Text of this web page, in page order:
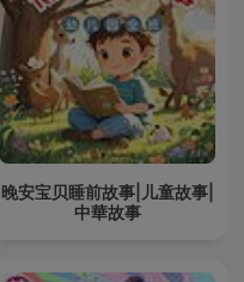
晚安宝贝睡前故事|儿童故事|
中華故事